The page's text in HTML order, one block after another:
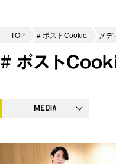
TOP # ポストCookie メデ
# ポスト